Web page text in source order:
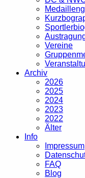
Vereine
Archiv
2026
2025
2024
2023
2022
Älter
Info
Impressum
FAQ
Blog